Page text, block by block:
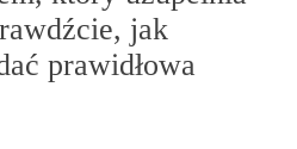
jak
prawidłowa